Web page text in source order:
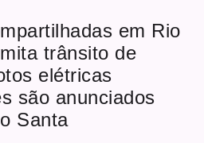
em Rio
trânsito de
elétricas
são anunciados
Santa